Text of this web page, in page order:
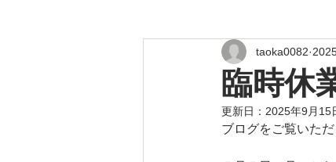
岡山・西大寺地域のお知らせ
臨時休
taoka0082
更新日： 2025年9月15
ブログをご覧いた